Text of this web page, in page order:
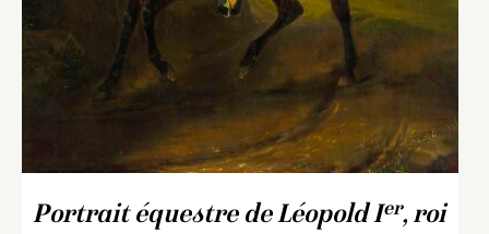
Portrait équestre de Léopold Ier, roi